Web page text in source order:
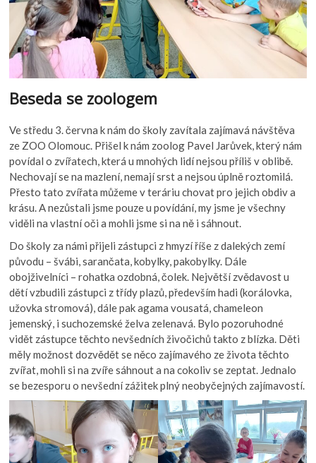
Beseda se zoologem
Ve středu 3. června k nám do školy zavítala zajímavá návštěva
ze ZOO Olomouc. Přišel k nám zoolog Pavel Jarůvek, který nám
povídal o zvířatech, která u mnohých lidí nejsou příliš v oblibě.
Nechovají se na mazlení, nemají srst a nejsou úplně roztomilá.
Přesto tato zvířata můžeme v teráriu chovat pro jejich obdiv a
krásu. A nezůstali jsme pouze u povídání, my jsme je všechny
viděli na vlastní oči a mohli jsme si na ně i sáhnout.
Do školy za námi přijeli zástupci z hmyzí říše z dalekých zemí
původu – švábi, sarančata, kobylky, pakobylky. Dále
obojživelníci – rohatka ozdobná, čolek. Největší zvědavost u
dětí vzbudili zástupci z třídy plazů, především hadi (korálovka,
užovka stromová), dále pak agama vousatá, chameleon
jemenský, i suchozemské želva zelenavá. Bylo pozoruhodné
vidět zástupce těchto nevšedních živočichů takto z blízka. Děti
měly možnost dozvědět se něco zajímavého ze života těchto
zvířat, mohli si na zvíře sáhnout a na cokoliv se zeptat. Jednalo
se bezesporu o nevšední zážitek plný neobyčejných zajímavostí.